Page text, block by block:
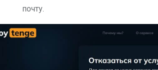
почту.